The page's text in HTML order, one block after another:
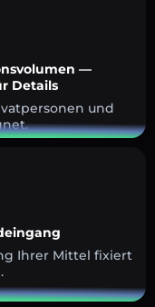
—
Details
und
Ihrer Mittel fixiert